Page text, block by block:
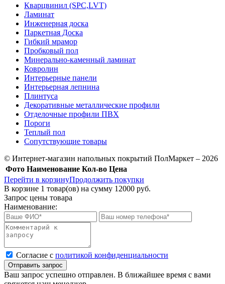
Кварцвинил (SPC,LVT)
Ламинат
Инженерная доска
Паркетная Доска
Гибкий мрамор
Пробковый пол
Минерально-каменный ламинат
Ковролин
Интерьерные панели
Интерьерная лепнина
Плинтуса
Декоративные металлические профили
Отделочные профили ПВХ
Пороги
Теплый пол
Сопутствующие товары
© Интернет-магазин напольных покрытий ПолМаркет – 2026
Фото Наименование Кол-во Цена
Перейти в корзинуПродолжить покупки
В корзине 1 товар(ов) на сумму 12000 руб.
Запрос цены товара
Наименование:
Cогласие с политикой конфиденциальности
Отправить запрос
Ваш запрос успешно отправлен. В ближайшее время с вами